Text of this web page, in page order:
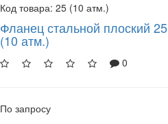
Код товара: 25 (10 атм.)
Фланец стальной плоский 25
(10 атм.)
0
По запросу